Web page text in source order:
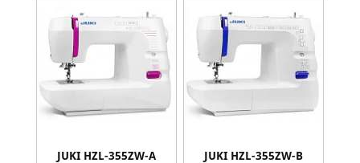
JUKI HZL-355ZW-A JUKI HZL-355ZW-B